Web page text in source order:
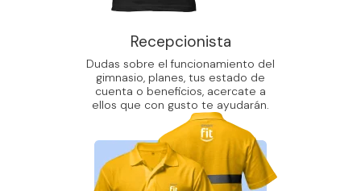
Recepcionista
Dudas sobre el funcionamiento del
gimnasio, planes, tus estado de
cuenta o beneficios, acercate a
ellos que con gusto te ayudarán.